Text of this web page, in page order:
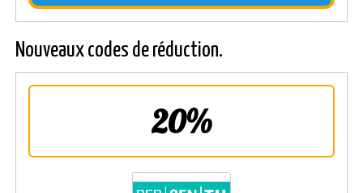
Nouveaux codes de réduction.
20%